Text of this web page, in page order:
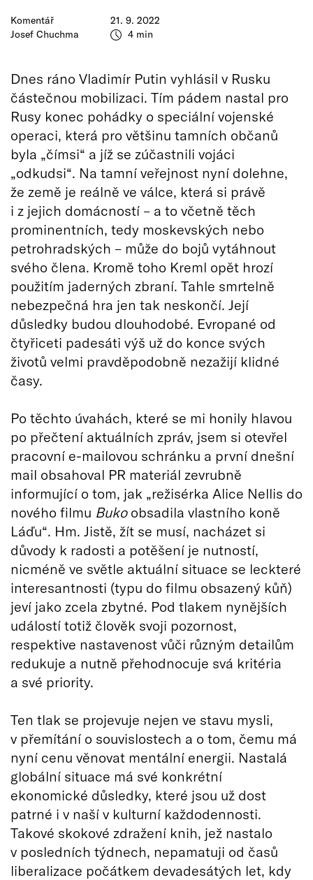
Komentář
Josef Chuchma
21. 9. 2022
4 min
Dnes ráno Vladimír Putin vyhlásil v Rusku
částečnou mobilizaci. Tím pádem nastal pro
Rusy konec pohádky o speciální vojenské
operaci, která pro většinu tamních občanů
byla „čímsi“ a jíž se zúčastnili vojáci
„odkudsi“. Na tamní veřejnost nyní dolehne,
že země je reálně ve válce, která si právě
i z jejich domácností – a to včetně těch
prominentních, tedy moskevských nebo
petrohradských – může do bojů vytáhnout
svého člena. Kromě toho Kreml opět hrozí
použitím jaderných zbraní. Tahle smrtelně
nebezpečná hra jen tak neskončí. Její
důsledky budou dlouhodobé. Evropané od
čtyřiceti padesáti výš už do konce svých
životů velmi pravděpodobně nezažijí klidné
časy.
Po těchto úvahách, které se mi honily hlavou
po přečtení aktuálních zpráv, jsem si otevřel
pracovní e-mailovou schránku a první dnešní
mail obsahoval PR materiál zevrubně
informující o tom, jak „režisérka Alice Nellis do
nového filmu Bukoobsadila vlastního koně
Láďu“. Hm. Jistě, žít se musí, nacházet si
důvody k radosti a potěšení je nutností,
nicméně ve světle aktuální situace se leckteré
interesantnosti (typu do filmu obsazený kůň)
jeví jako zcela zbytné. Pod tlakem nynějších
událostí totiž člověk svoji pozornost,
respektive nastavenost vůči různým detailům
redukuje a nutně přehodnocuje svá kritéria
a své priority.
Ten tlak se projevuje nejen ve stavu mysli,
v přemítání o souvislostech a o tom, čemu má
nyní cenu věnovat mentální energii. Nastalá
globální situace má své konkrétní
ekonomické důsledky, které jsou už dost
patrné i v naší v kulturní každodennosti.
Takové skokové zdražení knih, jež nastalo
v posledních týdnech, nepamatuji od časů
liberalizace počátkem devadesátých let, kdy